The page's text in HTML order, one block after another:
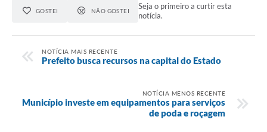
GOSTEI NÃO GOSTEI
Seja o primeiro a curtir esta
notícia.
NOTÍCIA MAIS RECENTE
Prefeito busca recursos na capital do Estado
NOTÍCIA MENOS RECENTE
Município investe em equipamentos para serviços
de poda e roçagem